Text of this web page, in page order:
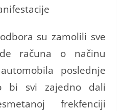
su zamolili sve
računa o načinu
poslednje
bi svi zajedno dali
frekfenciji